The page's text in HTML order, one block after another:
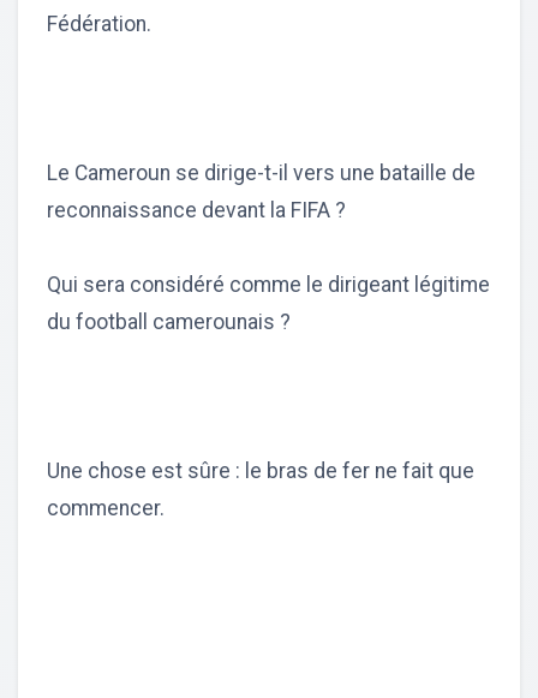
Fédération.
Le Cameroun se dirige-t-il vers une bataille de
reconnaissance devant la FIFA ?
Qui sera considéré comme le dirigeant légitime
du football camerounais ?
Une chose est sûre : le bras de fer ne fait que
commencer.